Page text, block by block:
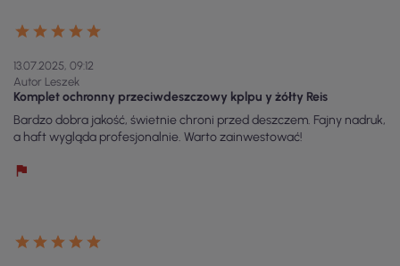
13.07.2025, 09:12
Autor Leszek
Komplet ochronny przeciwdeszczowy kplpu y żółty Reis
Bardzo dobra jakość, świetnie chroni przed deszczem. Fajny nadruk,
a haft wygląda profesjonalnie. Warto zainwestować!